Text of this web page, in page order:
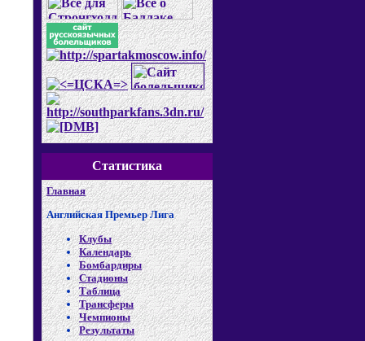
Статистика
Главная
Английская Премьер Лига
Клубы
Календарь
Бомбардиры
Стадионы
Таблица
Трансферы
Чемпионы
Результаты